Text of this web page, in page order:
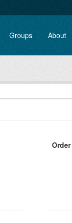
Groups About